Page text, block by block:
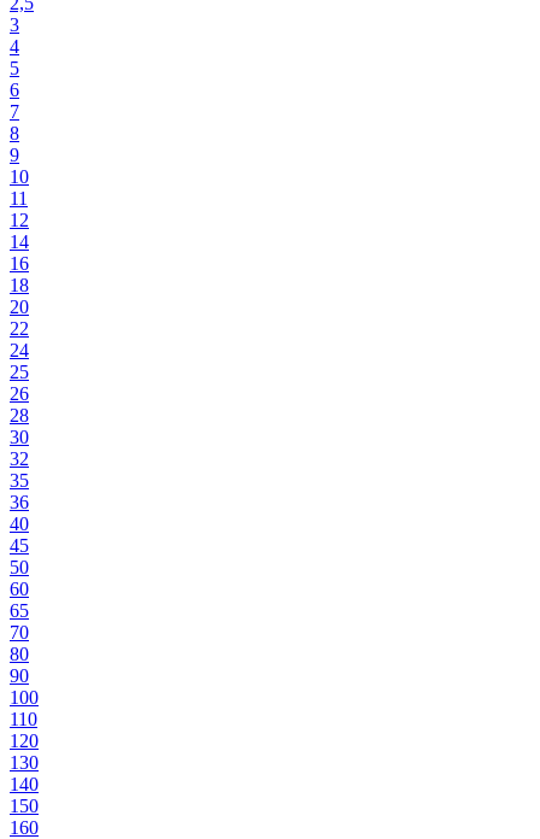
3
4
5
6
7
8
9
10
11
12
14
16
18
20
22
24
25
26
28
30
32
35
36
40
45
50
60
65
70
80
90
100
110
120
130
140
150
160